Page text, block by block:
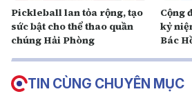
Pickleball lan tỏa rộng, tạo
sức bật cho thể thao quần
chúng Hải Phòng
Cộng
kỷ
Bác
TIN CÙNG CHUYÊN MỤC